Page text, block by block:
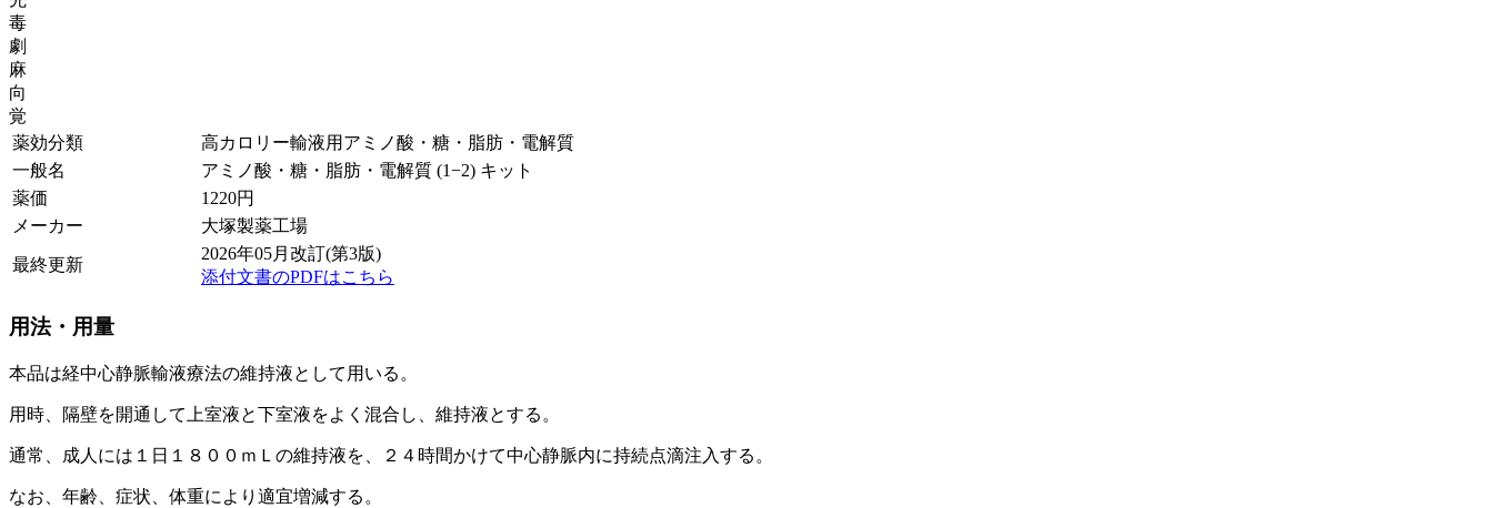
毒
劇
麻
向
覚
薬効分類
高カロリー輸液用アミノ酸・糖・脂肪・電解質
一般名
アミノ酸・糖・脂肪・電解質 (1−2) キット
薬価
1220円
メーカー
大塚製薬工場
最終更新
2026年05月改訂(第3版)
添付文書のPDFはこちら
用法・用量
本品は経中心静脈輸液療法の維持液として用いる。
用時、隔壁を開通して上室液と下室液をよく混合し、維持液とする。
通常、成人には１日１８００ｍＬの維持液を、２４時間かけて中心静脈内に持続点滴注入する。
なお、年齢、症状、体重により適宜増減する。